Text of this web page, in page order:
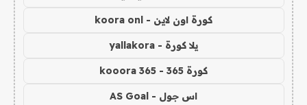
كورة اون لاين - koora onl
يلا كورة - yallakora
كورة 365 - kooora 365
اس جول - AS Goal